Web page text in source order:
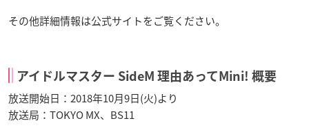
その他詳細情報は公式サイトをご覧ください。
アイドルマスター SideM 理由あってMini! 概要
放送開始日：2018年10月9日(火)より
放送局：TOKYO MX、BS11